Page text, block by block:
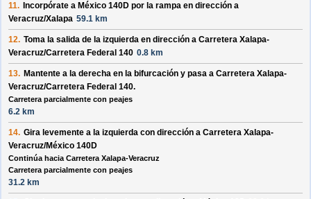
11. Incorpórate a México 140D por la rampa en dirección a
Veracruz/Xalapa 59.1 km
12. Toma la salida de la izquierda en dirección a Carretera Xalapa-
Veracruz/Carretera Federal 140 0.8 km
13. Mantente a la derecha en la bifurcación y pasa a Carretera Xalapa-
Veracruz/Carretera Federal 140.
Carretera parcialmente con peajes
6.2 km
14. Gira levemente a la izquierda con dirección a Carretera Xalapa-
Veracruz/México 140D
Continúa hacia Carretera Xalapa-Veracruz
Carretera parcialmente con peajes
31.2 km